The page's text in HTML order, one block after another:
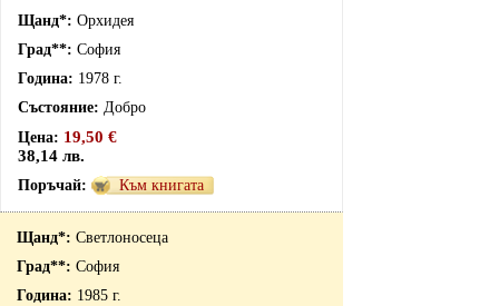
Орхидея
София
1978 г.
Добро
19,50 €
38,14 лв.
Към книгата
Светлоносеца
София
1985 г.